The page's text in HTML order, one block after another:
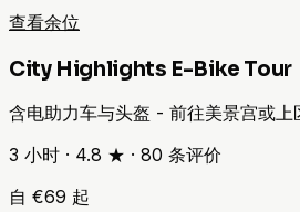
查看余位
City Highlights E-Bike Tour
含电助力车与头盔 - 前往美景宫或上
3 小时 · 4.8 ★ · 80 条评价
自 €69 起